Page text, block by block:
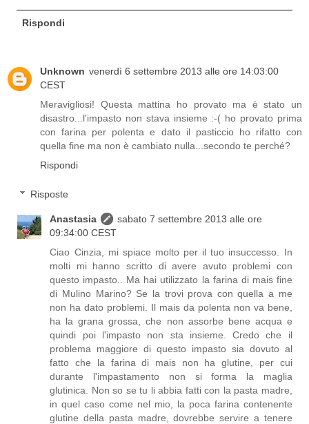
Rispondi
Unknown venerdì 6 settembre 2013 alle ore 14:03:00
CEST
Meravigliosi! Questa mattina ho provato ma è stato un
disastro...l'impasto non stava insieme :-( ho provato prima
con farina per polenta e dato il pasticcio ho rifatto con
quella fine ma non è cambiato nulla...secondo te perché?
Rispondi
Risposte
Anastasia
sabato 7 settembre 2013 alle ore
09:34:00 CEST
Ciao Cinzia, mi spiace molto per il tuo insuccesso. In
molti mi hanno scritto di avere avuto problemi con
questo impasto.. Ma hai utilizzato la farina di mais fine
di Mulino Marino? Se la trovi prova con quella a me
non ha dato problemi. Il mais da polenta non va bene,
ha la grana grossa, che non assorbe bene acqua e
quindi poi l'impasto non sta insieme. Credo che il
problema maggiore di questo impasto sia dovuto al
fatto che la farina di mais non ha glutine, per cui
durante l'impastamento non si forma la maglia
glutinica. Non so se tu li abbia fatti con la pasta madre,
in quel caso come nel mio, la poca farina contenente
glutine della pasta madre, dovrebbe servire a tenere